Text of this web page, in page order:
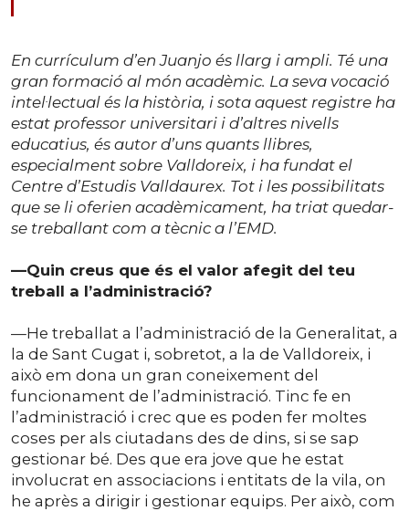
En currículum d’en Juanjo és llarg i ampli. Té una
gran formació al món acadèmic. La seva vocació
intel·lectual és la història, i sota aquest registre ha
estat professor universitari i d’altres nivells
educatius, és autor d’uns quants llibres,
especialment sobre Valldoreix, i ha fundat el
Centre d’Estudis Valldaurex. Tot i les possibilitats
que se li oferien acadèmicament, ha triat quedar-
se treballant com a tècnic a l’EMD.
—Quin creus que és el valor afegit del teu
treball a l’administració?
—He treballat a l’administració de la Generalitat, a
la de Sant Cugat i, sobretot, a la de Valldoreix, i
això em dona un gran coneixement del
funcionament de l’administració. Tinc fe en
l’administració i crec que es poden fer moltes
coses per als ciutadans des de dins, si se sap
gestionar bé. Des que era jove que he estat
involucrat en associacions i entitats de la vila, on
he après a dirigir i gestionar equips. Per això, com